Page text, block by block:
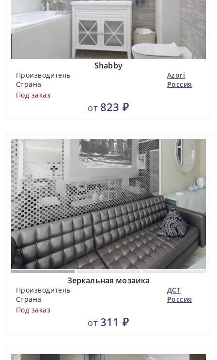
Shabby
Производитель
Azori
Страна
Россия
Под заказ
от 823 ₽
Зеркальная мозаика
Производитель
ДСТ
Страна
Россия
Под заказ
от 311 ₽